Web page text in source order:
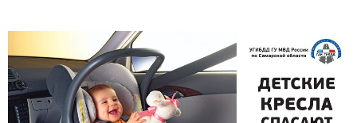
Наши мероприятия
Статьи